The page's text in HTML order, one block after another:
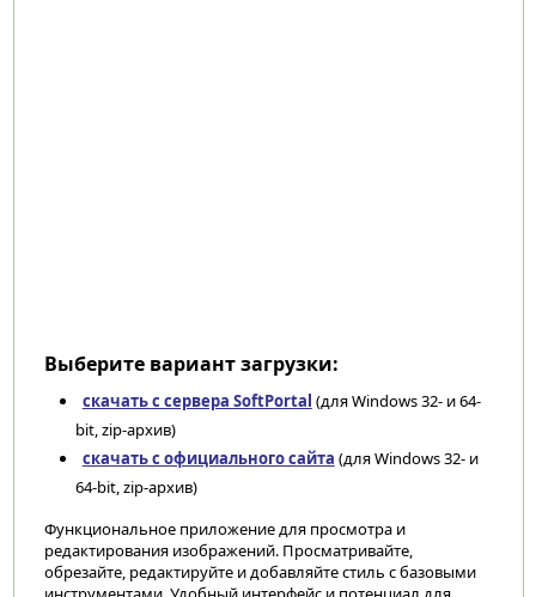
Выберите вариант загрузки:
скачать с сервера SoftPortal (для Windows 32- и 64-
bit, zip-архив)
скачать с официального сайта (для Windows 32- и
64-bit, zip-архив)
Функциональное приложение для просмотра и
редактирования изображений. Просматривайте,
обрезайте, редактируйте и добавляйте стиль с базовыми